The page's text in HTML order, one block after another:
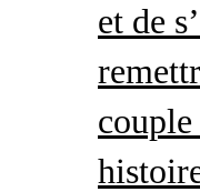
et de